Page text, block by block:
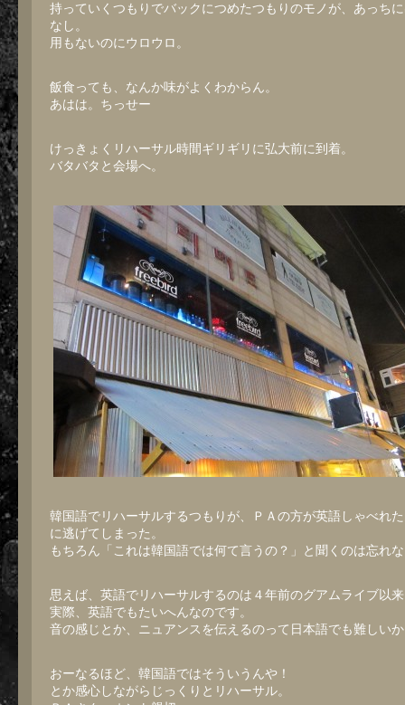
持っていくつもりでバックにつめたつもりのモノが、あっち
なし。
用もないのにウロウロ。
飯食っても、なんか味がよくわからん。
あはは。ちっせー
けっきょくリハーサル時間ギリギリに弘大前に到着。
バタバタと会場へ。
韓国語でリハーサルするつもりが、ＰＡの方が英語しゃべれ
に逃げてしまった。
もちろん「これは韓国語では何て言うの？」と聞くのは忘れ
思えば、英語でリハーサルするのは４年前のグアムライブ以
実際、英語でもたいへんなのです。
音の感じとか、ニュアンスを伝えるのって日本語でも難しい
おーなるほど、韓国語ではそういうんや！
とか感心しながらじっくりとリハーサル。